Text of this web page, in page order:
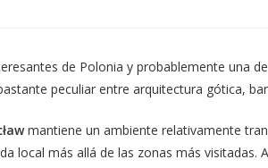
de Polonia y probablemente una
peculiar entre arquitectura gótica,
mantiene un ambiente relativamente
local más allá de las zonas más visitadas.